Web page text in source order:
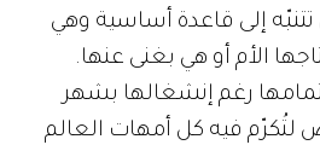
إلى قاعدة أساسية وهي
الأم أو هي بغنى عنها.
رغم إنشغالها بشهر
فيه كل أمهات العالم